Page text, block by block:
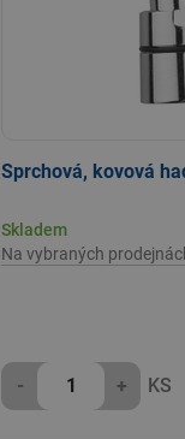
Sprchová, kovová
Skladem
Na vybraných
- + KS